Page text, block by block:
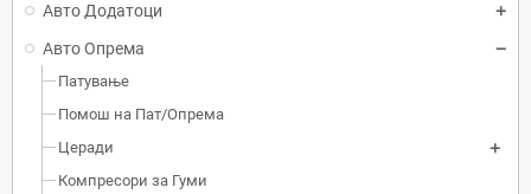
Авто Додатоци
Авто Опрема
Патување
Помош на Пат/Опрема
Церади
Компресори за Гуми